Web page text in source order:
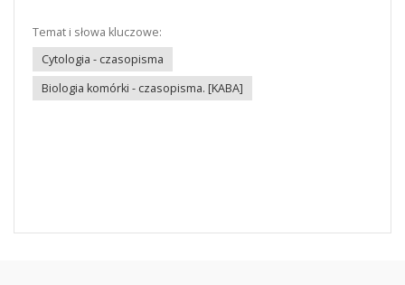
Temat i słowa kluczowe:
Cytologia - czasopisma
Biologia komórki - czasopisma. [KABA]